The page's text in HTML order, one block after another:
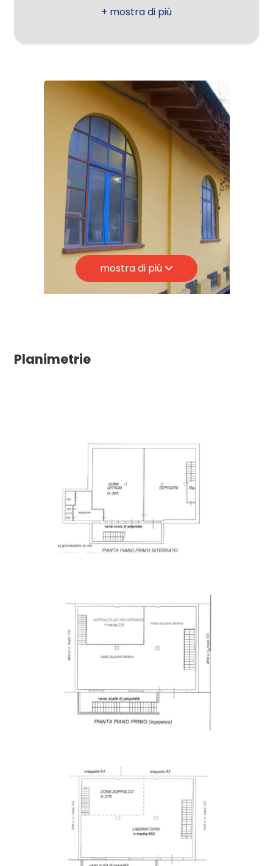
Campi da Tennis
Trasporti Pubblici
Asilo
Scuole Elementari
Scuole Medie
Scuole Superiori
Bar
Uffici postali
Centri commerciali
Uffici comunalimostra di più
Planimetrie
Balcone/Terrazzo
Ascensore
Arredato
Nuova costruzione